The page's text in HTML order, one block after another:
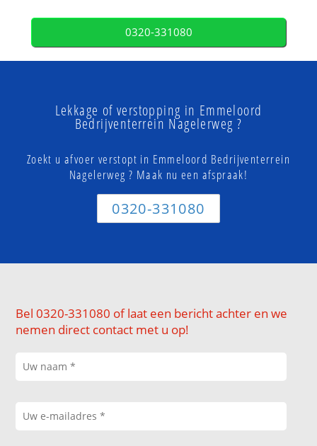
0320-331080
Lekkage of verstopping in Emmeloord
Bedrijventerrein Nagelerweg ?
Zoekt u afvoer verstopt in Emmeloord Bedrijventerrein
Nagelerweg ? Maak nu een afspraak!
0320-331080
Bel 0320-331080 of laat een bericht achter en we
nemen direct contact met u op!